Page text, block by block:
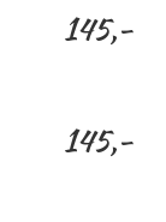
145,-
145,-